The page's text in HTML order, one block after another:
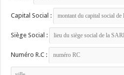
Capital Social :
Siège Social :
Numéro R.C :